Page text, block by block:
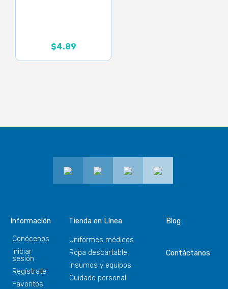
$4.89
Información
Conócenos
Iniciar
sesión
Regístrate
Favoritos
Tienda en Línea
Uniformes médicos
Ropa descartable
Insumos y equipos
Cuidado personal
Blog
Contáctanos